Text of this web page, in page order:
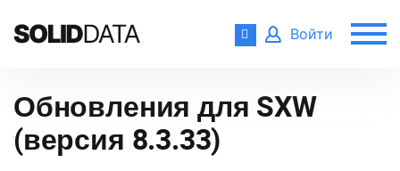
Войти
Обновления для SXW
(версия 8.3.33)